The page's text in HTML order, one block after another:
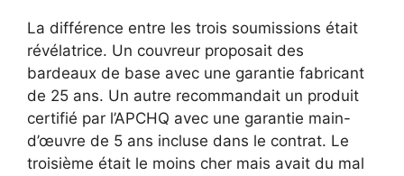
La différence entre les trois soumissions était
révélatrice. Un couvreur proposait des
bardeaux de base avec une garantie fabricant
de 25 ans. Un autre recommandait un produit
certifié par l’APCHQ avec une garantie main-
d’œuvre de 5 ans incluse dans le contrat. Le
troisième était le moins cher mais avait du mal